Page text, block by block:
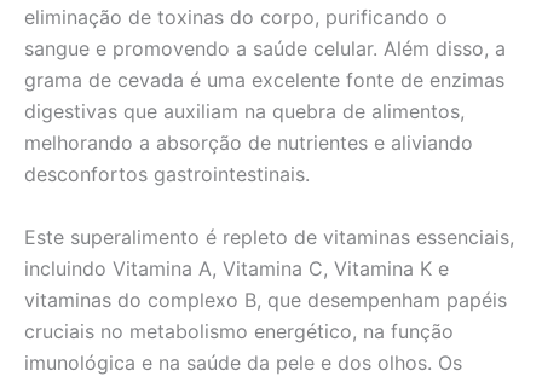
eliminação de toxinas do corpo, purificando o
sangue e promovendo a saúde celular. Além disso, a
grama de cevada é uma excelente fonte de enzimas
digestivas que auxiliam na quebra de alimentos,
melhorando a absorção de nutrientes e aliviando
desconfortos gastrointestinais.
Este superalimento é repleto de vitaminas essenciais,
incluindo Vitamina A, Vitamina C, Vitamina K e
vitaminas do complexo B, que desempenham papéis
cruciais no metabolismo energético, na função
imunológica e na saúde da pele e dos olhos. Os